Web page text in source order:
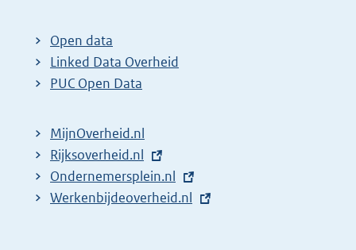
t
e
r
l
i
n
k
Open data
Linked Data Overheid
PUC Open Data
MijnOverheid.nl
E
x
t
Rijksoverheid.nl
E
x
Ondernemersplein.nl
E
Werkenbijdeoverheid.nl